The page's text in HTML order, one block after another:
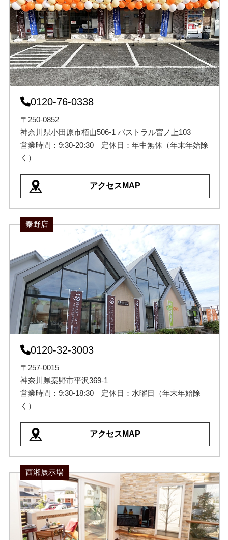
0120-76-0338
〒250-0852
神奈川県小田原市栢山506-1 パストラル宮ノ上103
営業時間：9:30-20:30 定休日：年中無休（年末年始除
く）
アクセスMAP
秦野店
0120-32-3003
〒257-0015
神奈川県秦野市平沢369-1
営業時間：9:30-18:30 定休日：水曜日（年末年始除
く）
アクセスMAP
西湘展示場